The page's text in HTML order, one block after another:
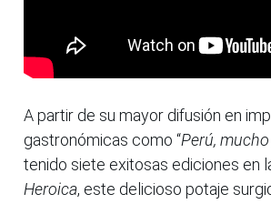
A partir de su mayor difusión en
gastronómicas como “Perú,
tenido siete exitosas ediciones en
Heroica, este delicioso potaje